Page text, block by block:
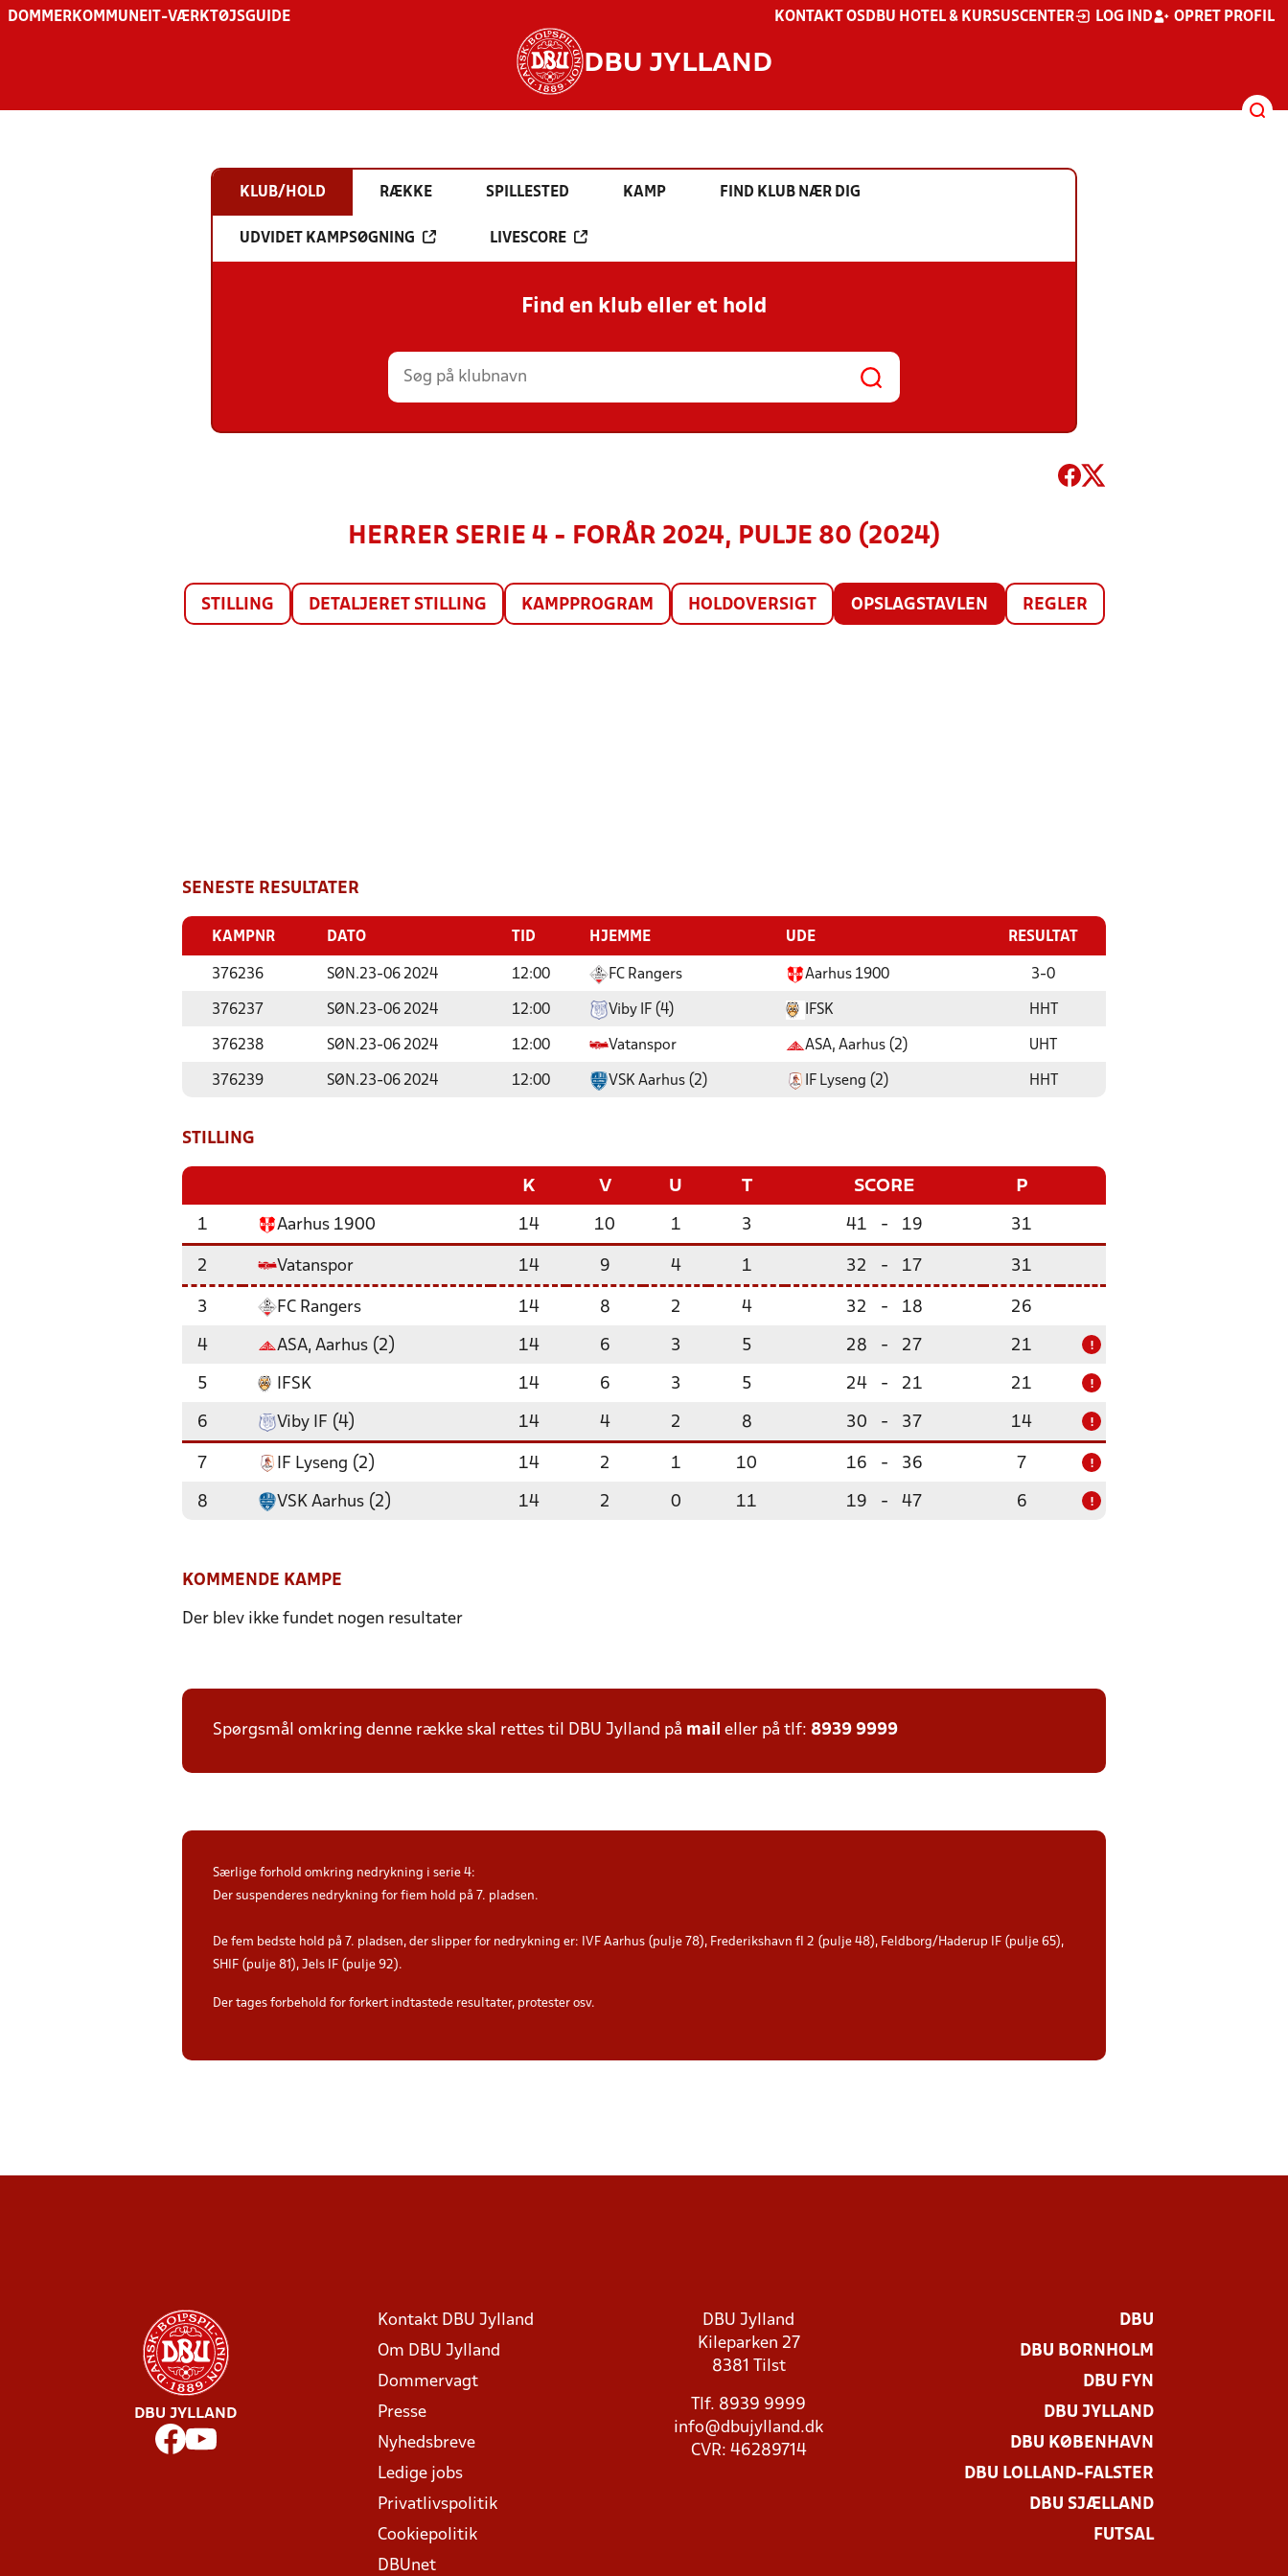
DOMMER KOMMUNE IT-VÆRKTØJSGUIDE KONTAKT OS DBU HOTEL & KURSUSCENTER LOG IND OPRET PROFIL
DBU JYLLAND
KLUB/HOLD RÆKKE SPILLESTED KAMP FIND KLUB NÆR DIG
UDVIDET KAMPSØGNING LIVESCORE
Find en klub eller et hold
HERRER SERIE 4 - FORÅR 2024, PULJE 80 (2024)
STILLING DETALJERET STILLING KAMPPROGRAM HOLDOVERSIGT OPSLAGSTAVLEN REGLER
SENESTE RESULTATER
KAMPNR DATO TID HJEMME UDE RESULTAT
376236 SØN.23-06 2024 12:00 FC Rangers Aarhus 1900 3-0
376237 SØN.23-06 2024 12:00 Viby IF (4) IFSK HHT
376238 SØN.23-06 2024 12:00 Vatanspor ASA, Aarhus (2) UHT
376239 SØN.23-06 2024 12:00 VSK Aarhus (2) IF Lyseng (2) HHT
STILLING
K V U T SCORE P
1 Aarhus 1900 14 10 1 3 41 - 19 31
2 Vatanspor 14 9 4 1 32 - 17 31
3 FC Rangers 14 8 2 4 32 - 18 26
4 ASA, Aarhus (2) 14 6 3 5 28 - 27 21 !
5 IFSK 14 6 3 5 24 - 21 21 !
6 Viby IF (4) 14 4 2 8 30 - 37 14 !
7 IF Lyseng (2) 14 2 1 10 16 - 36 7 !
8 VSK Aarhus (2) 14 2 0 11 19 - 47 6 !
KOMMENDE KAMPE
Der blev ikke fundet nogen resultater
Spørgsmål omkring denne række skal rettes til DBU Jylland på mail eller på tlf: 8939 9999
Særlige forhold omkring nedrykning i serie 4:
Der suspenderes nedrykning for fiem hold på 7. pladsen.
De fem bedste hold på 7. pladsen, der slipper for nedrykning er: IVF Aarhus (pulje 78), Frederikshavn fI 2 (pulje 48), Feldborg/Haderup IF (pulje 65),
SHIF (pulje 81), Jels IF (pulje 92).
Der tages forbehold for forkert indtastede resultater, protester osv.
DBU JYLLAND
Kontakt DBU Jylland
Om DBU Jylland
Dommervagt
Presse
Nyhedsbreve
Ledige jobs
Privatlivspolitik
Cookiepolitik
DBUnet
DBU Jylland
Kileparken 27
8381 Tilst
Tlf. 8939 9999
info@dbujylland.dk
CVR: 46289714
DBU
DBU BORNHOLM
DBU FYN
DBU JYLLAND
DBU KØBENHAVN
DBU LOLLAND-FALSTER
DBU SJÆLLAND
FUTSAL